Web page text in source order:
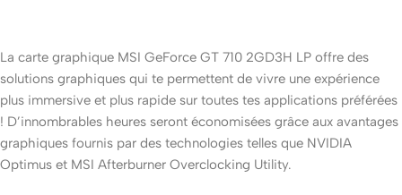
La carte graphique MSI GeForce GT 710 2GD3H LP offre des
solutions graphiques qui te permettent de vivre une expérience
plus immersive et plus rapide sur toutes tes applications préférées
! D’innombrables heures seront économisées grâce aux avantages
graphiques fournis par des technologies telles que NVIDIA
Optimus et MSI Afterburner Overclocking Utility.